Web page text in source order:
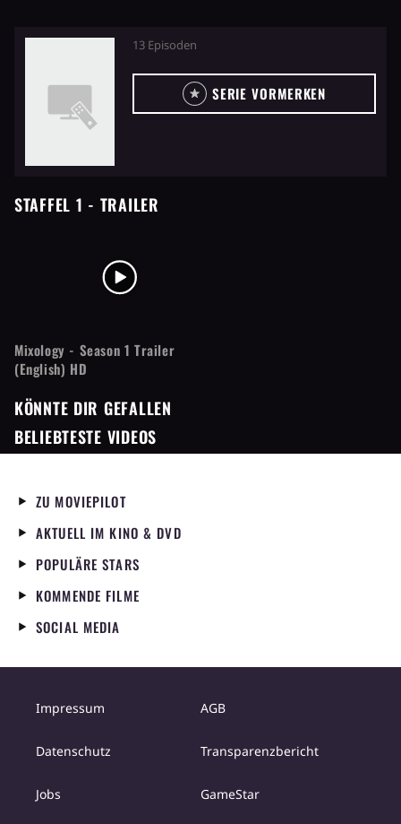
13 Episoden
SERIE VORMERKEN
STAFFEL 1 - TRAILER
Mixology - Season 1 Trailer
(English) HD
KÖNNTE DIR GEFALLEN
BELIEBTESTE VIDEOS
ZU MOVIEPILOT
AKTUELL IM KINO & DVD
POPULÄRE STARS
KOMMENDE FILME
SOCIAL MEDIA
Impressum AGB
Datenschutz Transparenzbericht
Jobs GameStar